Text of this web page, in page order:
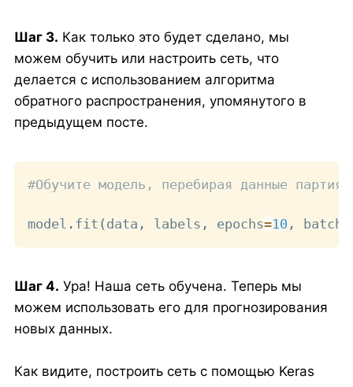
Шаг 3. Как только это будет сделано, мы
можем обучить или настроить сеть, что
делается с использованием алгоритма
обратного распространения, упомянутого в
предыдущем посте.
#Обучите модель, перебирая данные
model . fit ( data , labels , epochs=10 ,
Шаг 4. Ура! Наша сеть обучена. Теперь мы
можем использовать его для прогнозирования
новых данных.
Как видите, построить сеть с помощью Keras